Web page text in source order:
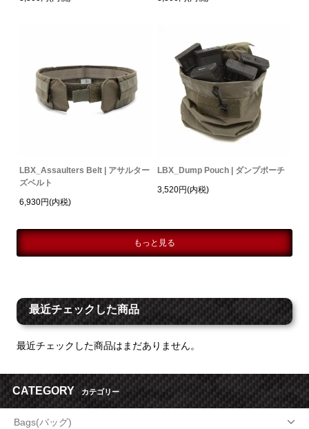
LBX_Assaulters Belt | アサルター
ズベルト
6,930円(内税)
LBX_Dump Pouch | ダンプポーチ
3,520円(内税)
もっと見る
最近チェックした商品
最近チェックした商品はまだありません。
CATEGORY カテゴリー
Bags(バッグ)